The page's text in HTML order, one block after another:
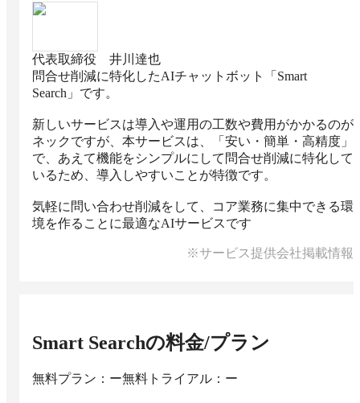
代表取締役 井川達也
問合せ削減に特化したAIチャットボット「Smart
Search」です。
新しいサービスは導入や運用の工数や費用がかかるのが
ネックですが、本サービスは、「安い・簡単・高精度」
で、あえて機能をシンプルにして問合せ削減に特化して
いるため、導入しやすいことが特徴です。
気軽に問い合わせ削減をして、コア業務に集中できる環
境を作ることに最適なAIサービスです
※サービス提供会社掲載情報
Smart Searchの料金/プラン
無料プラン：ー無料トライアル：ー